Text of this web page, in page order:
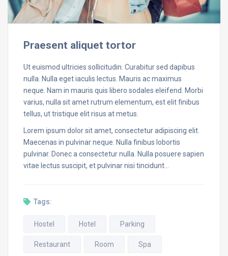
Praesent aliquet tortor
Ut euismod ultricies sollicitudin. Curabitur sed dapibus
nulla. Nulla eget iaculis lectus. Mauris ac maximus
neque. Nam in mauris quis libero sodales eleifend. Morbi
varius, nulla sit amet rutrum elementum, est elit finibus
tellus, ut tristique elit risus at metus.
Lorem ipsum dolor sit amet, consectetur adipiscing elit.
Maecenas in pulvinar neque. Nulla finibus lobortis
pulvinar. Donec a consectetur nulla. Nulla posuere sapien
vitae lectus suscipit, et pulvinar nisi tincidunt…
Tags:
Hostel Hotel Parking
Restaurant Room Spa